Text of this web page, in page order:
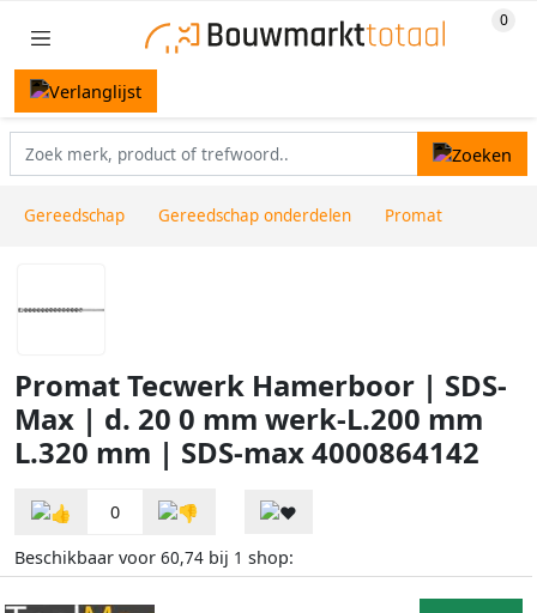
Gereedschap Gereedschap onderdelen Promat
Promat Tecwerk Hamerboor | SDS-
Max | d. 20 0 mm werk-L.200 mm
L.320 mm | SDS-max 4000864142
0
Beschikbaar voor 60,74 bij 1 shop: